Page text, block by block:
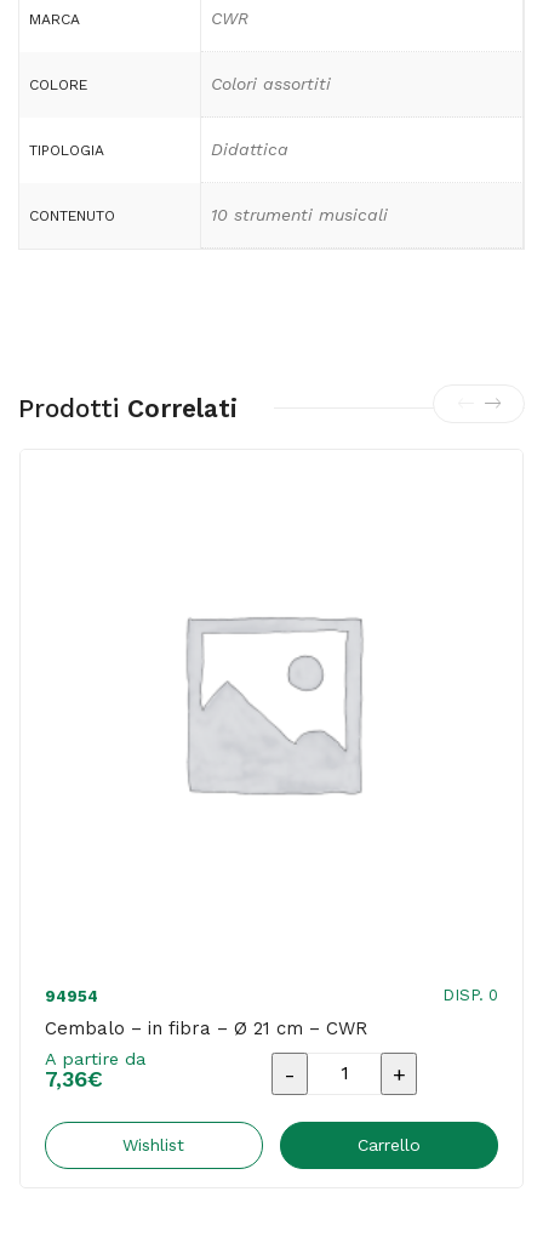
MARCA CWR
COLORE Colori assortiti
TIPOLOGIA Didattica
CONTENUTO 10 strumenti musicali
Prodotti Correlati
94954 DISP. 0
Cembalo – in fibra – Ø 21 cm – CWR
A partire da
7,36€
Cembalo
in
Wishlist Carrello